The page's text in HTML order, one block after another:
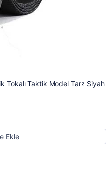
Tokalı Taktik Model Tarz Siyah
Ekle